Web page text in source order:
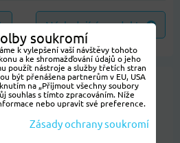
Následující produkt
soukromí
k vylepšení vaší návštěvy tohoto
a ke shromažďování údajů o jeho
použít nástroje a služby třetích stran
být přenášena partnerům v EU, USA
na „Přijmout všechny soubory
souhlas s tímto zpracováním. Níže
nebo upravit své preference.
Zásady ochrany soukromí